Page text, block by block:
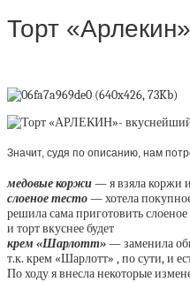
Торт
Значит, судя по описанию, нам
медовые коржи— я взяла коржи
слоеное тесто— хотела
решила сама приготовить
и торт вкуснее будет
крем «Шарлотт»— заменила
т.к. крем «Шарлотт» , по сути, и
По ходу я внесла некоторые